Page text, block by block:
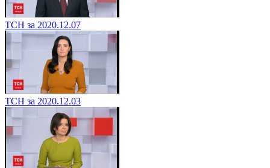
ТСН за 2020.12.07
ТСН за 2020.12.03